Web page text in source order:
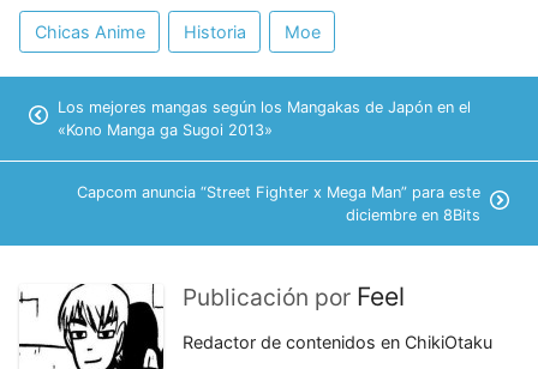
Chicas Anime Historia Moe
Los mejores mangas según los Mangakas de Japón en el
«Kono Manga ga Sugoi 2013»
Capcom anuncia “Street Fighter x Mega Man” para este
diciembre en 8Bits
Publicación por Feel
Redactor de contenidos en ChikiOtaku